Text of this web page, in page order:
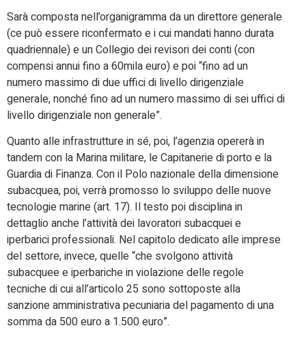
Sarà composta nell’organigramma da un direttore generale
(ce può essere riconfermato e i cui mandati hanno durata
quadriennale) e un Collegio dei revisori dei conti (con
compensi annui fino a 60mila euro) e poi “fino ad un
numero massimo di due uffici di livello dirigenziale
generale, nonché fino ad un numero massimo di sei uffici di
livello dirigenziale non generale”.
Quanto alle infrastrutture in sé, poi, l’agenzia opererà in
tandem con la Marina militare, le Capitanerie di porto e la
Guardia di Finanza. Con il Polo nazionale della dimensione
subacquea, poi, verrà promosso lo sviluppo delle nuove
tecnologie marine (art. 17). Il testo poi disciplina in
dettaglio anche l’attività dei lavoratori subacquei e
iperbarici professionali. Nel capitolo dedicato alle imprese
del settore, invece, quelle “che svolgono attività
subacquee e iperbariche in violazione delle regole
tecniche di cui all’articolo 25 sono sottoposte alla
sanzione amministrativa pecuniaria del pagamento di una
somma da 500 euro a 1.500 euro”.